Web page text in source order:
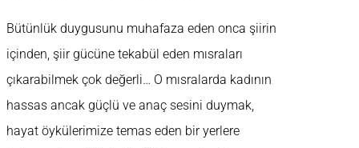
Bütünlük duygusunu muhafaza eden onca şiirin
içinden, şiir gücüne tekabül eden mısraları
çıkarabilmek çok değerli… O mısralarda kadının
hassas ancak güçlü ve anaç sesini duymak,
hayat öykülerimize temas eden bir yerlere